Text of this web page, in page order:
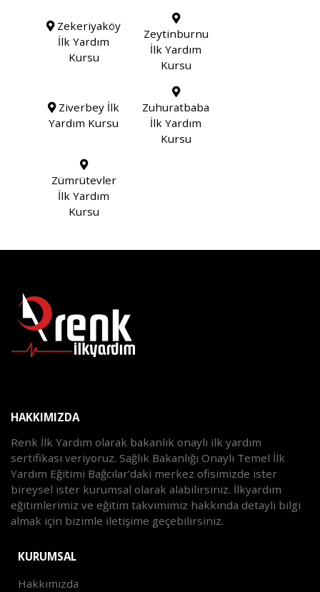
Zekeriyaköy
İlk Yardım
Kursu
Zeytinburnu
İlk Yardım
Kursu
Ziverbey İlk
Yardım Kursu
Zuhuratbaba
İlk Yardım
Kursu
Zümrütevler
İlk Yardım
Kursu
HAKKIMIZDA
Renk İlk Yardım olarak bakanlık onaylı ilk yardım
sertifikası veriyoruz. Sağlık Bakanlığı Onaylı Temel İlk
Yardım Eğitimi Bağcılar'daki merkez ofisimizde ister
bireysel ister kurumsal olarak alabilirsiniz. İlkyardım
eğitimlerimiz ve eğitim takvimimiz hakkında detaylı bilgi
almak için bizimle iletişime geçebilirsiniz.
KURUMSAL
Hakkımızda